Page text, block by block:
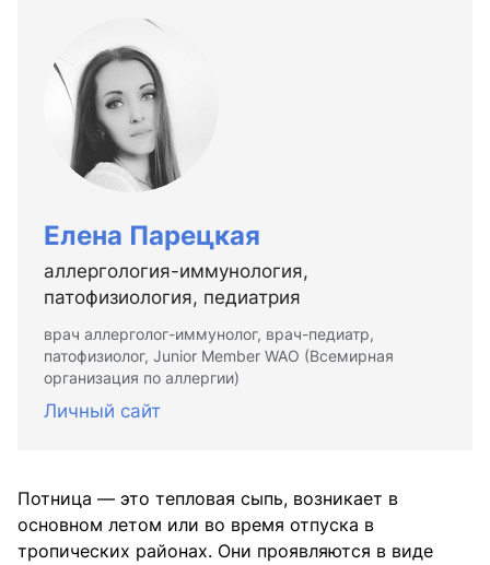
Елена Парецкая
аллергология-иммунология,
патофизиология, педиатрия
врач аллерголог-иммунолог, врач-педиатр,
патофизиолог, Junior Member WAO (Всемирная
организация по аллергии)
Личный сайт
Потница — это тепловая сыпь, возникает в
основном летом или во время отпуска в
тропических районах. Они проявляются в виде